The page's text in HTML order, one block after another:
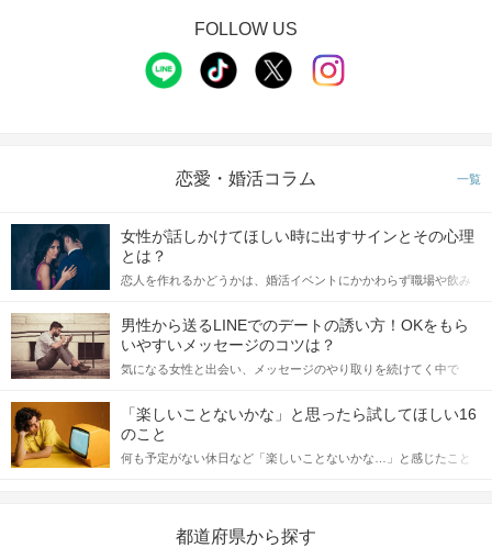
FOLLOW US
恋愛・婚活コラム 一覧
女性が話しかけてほしい時に出すサインとその心理
とは？
恋人を作れるかどうかは、婚活イベントにかかわらず職場や飲み
てアプローチできるかにも左右されます。 これから恋人作りを本
格的に始めようとしている方は、女性が異性を求めて出すサイン
をしっかりと理解し、正しい行動に移せるかどうかが重要。 この
記事では、女性が話しかけて欲しい時に出すサインとその心理を
合にどのような行動に繋げるべきかをご紹介していきます。
男性から送るLINEでのデートの誘い方！OKをもら
いやすいメッセージのコツは？
気になる女性と出会い、メッセージのやり取りを続けてく中で
しかし、中には「どう誘ったらいいの？」とお困りの男性もいら
っしゃるのではないでしょうか。 そこで今回は、男性から女性へ
送るLINEでのデートの誘い方のコツをご紹介します。例文も混じ
えながら解説するので、ぜひ参考にしてください。
「楽しいことないかな」と思ったら試してほしい16
のこと
何も予定がない休日など「楽しいことないかな…」と感じたこと
の楽しいことアイデアを集めました♪ いままさに楽しいことを探し
都道府県から探す